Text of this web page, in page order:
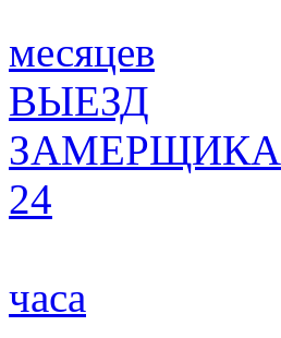
месяцев
ВЫЕЗД
ЗАМЕРЩИКА
24
часа